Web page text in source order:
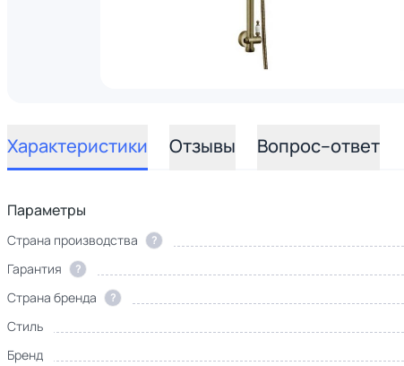
Характеристики Отзывы Вопрос–ответ
Параметры
Страна производства ?
Гарантия
?
Страна бренда
?
Стиль
Бренд